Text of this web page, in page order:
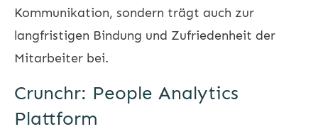
Kommunikation, sondern trägt auch zur
langfristigen Bindung und Zufriedenheit der
Mitarbeiter bei.
Crunchr: People Analytics
Plattform